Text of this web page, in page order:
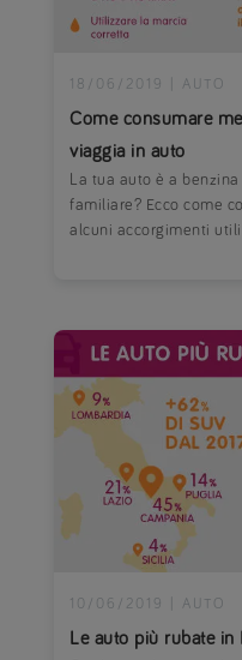
Come consumare
viaggia in auto
18/06/2019 AUTO
La tua auto è a
familiare? Ecco come
alcuni accorgimenti
Le auto più rubate
10/06/2019 AUTO